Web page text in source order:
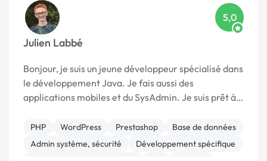
Julien Labbé
5,0
Bonjour, je suis un jeune développeur spécialisé dans
le développement Java. Je fais aussi des
applications mobiles et du SysAdmin. Je suis prêt à
passiez plus de temps sur ce qui compte pour vous...
PHP WordPress Prestashop
Base de données
Admin système, sécurité
Développement spécifique